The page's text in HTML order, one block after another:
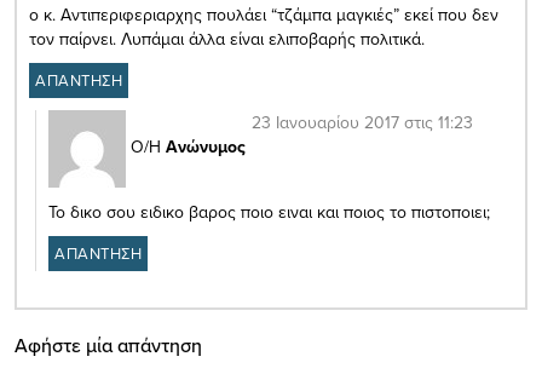
ο κ. Αντιπεριφεριαρχης πουλάει “τζάμπα μαγκιές” εκεί που δεν
τον παίρνει. Λυπάμαι άλλα είναι ελιποβαρής πολιτικά.
ΑΠΑΝΤΗΣΗ
Ο/Η Ανώνυμος
23 Ιανουαρίου 2017 στις 11:23
Το δικο σου ειδικο βαρος ποιο ειναι και ποιος το πιστοποιει;
ΑΠΑΝΤΗΣΗ
Αφήστε μία απάντηση